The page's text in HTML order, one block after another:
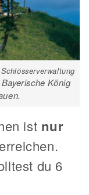
König
ist nur
du 6